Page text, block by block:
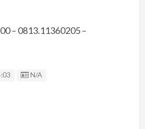
– 0813.11360205 –
Listing ID
N/A